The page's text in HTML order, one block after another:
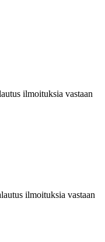
ilmoituksia vastaan
ilmoituksia vastaan